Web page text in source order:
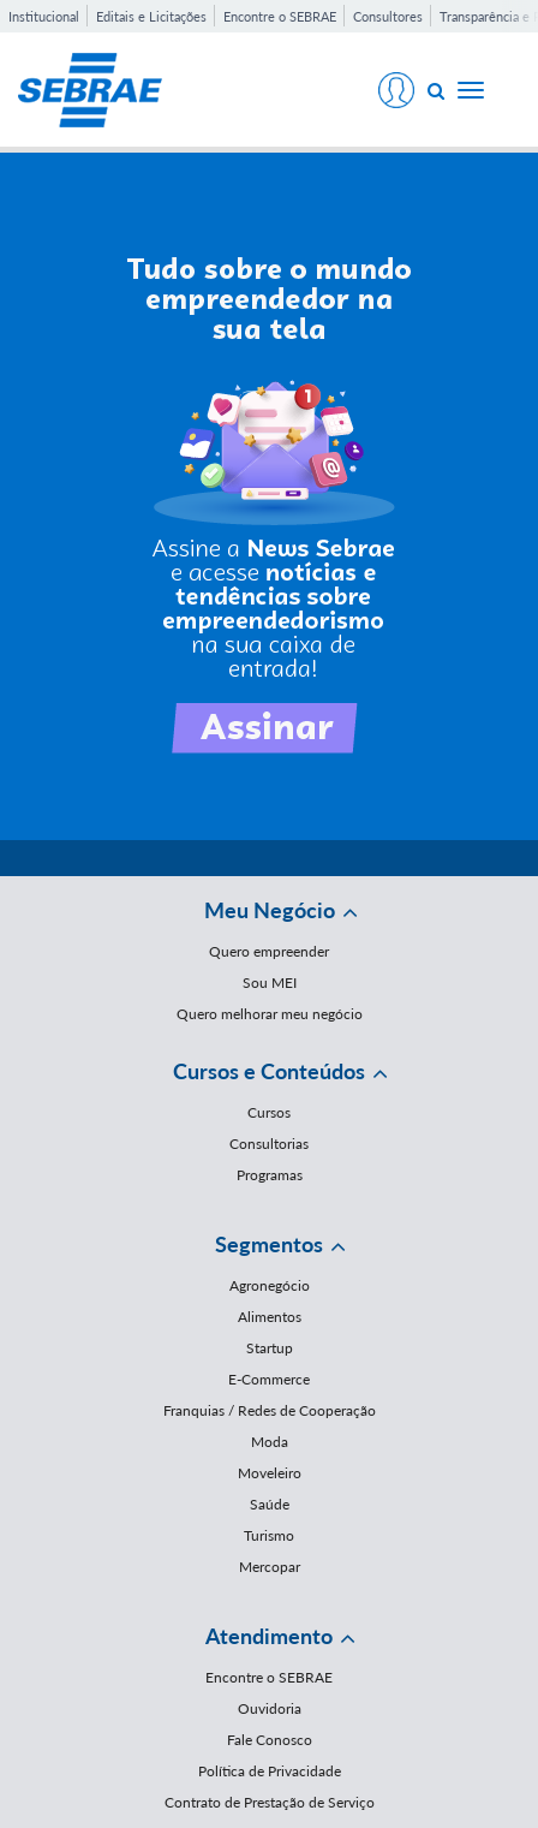
Institucional Editais e Licitações Encontre o SEBRAE Consultores Transparência e
Toggle
Meu Negócio
Quero empreender
Sou MEI
Quero melhorar meu negócio
Cursos e Conteúdos
Cursos
Consultorias
Programas
Segmentos
Agronegócio
Alimentos
Startup
E-Commerce
Franquias / Redes de Cooperação
Moda
Moveleiro
Saúde
Turismo
Mercopar
Atendimento
Encontre o SEBRAE
Ouvidoria
Fale Conosco
Política de Privacidade
Contrato de Prestação de Serviço